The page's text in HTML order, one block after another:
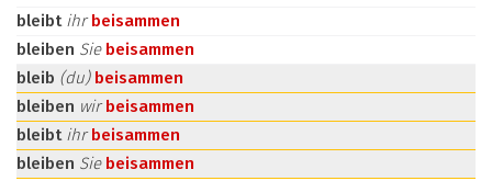
bleibt ihrbeisammen
bleiben Sie beisammen
bleib (du) beisammen
bleiben wirbeisammen
bleibt ihrbeisammen
bleiben Sie beisammen